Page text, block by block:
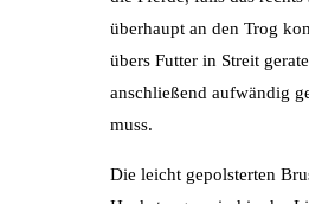
überhaupt an den Trog
übers Futter in Streit
anschließend aufwändig
muss.
Die leicht gepolsterten